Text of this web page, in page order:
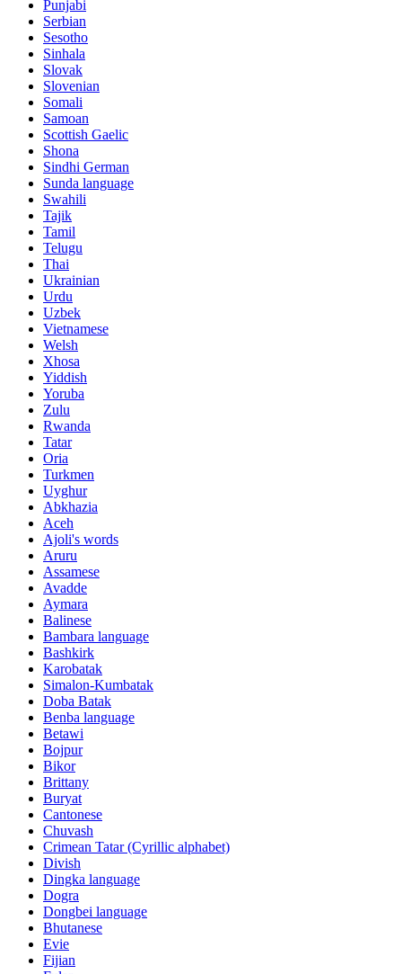
Punjabi
Serbian
Sesotho
Sinhala
Slovak
Slovenian
Somali
Samoan
Scottish Gaelic
Shona
Sindhi German
Sunda language
Swahili
Tajik
Tamil
Telugu
Thai
Ukrainian
Urdu
Uzbek
Vietnamese
Welsh
Xhosa
Yiddish
Yoruba
Zulu
Rwanda
Tatar
Oria
Turkmen
Uyghur
Abkhazia
Aceh
Ajoli's words
Aruru
Assamese
Avadde
Aymara
Balinese
Bambara language
Bashkirk
Karobatak
Simalon-Kumbatak
Doba Batak
Benba language
Betawi
Bojpur
Bikor
Brittany
Buryat
Cantonese
Chuvash
Crimean Tatar (Cyrillic alphabet)
Divish
Dingka language
Dogra
Dongbei language
Bhutanese
Evie
Fijian